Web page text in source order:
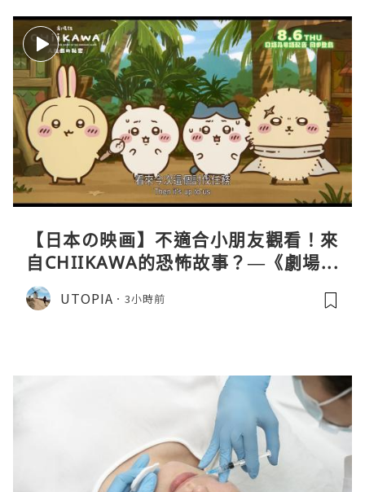
【日本の映画】不適合小朋友觀看！來
自CHIIKAWA的恐怖故事？—《劇場版
CHIIKAWA 人魚島的秘密》
UTOPIA 3小時前